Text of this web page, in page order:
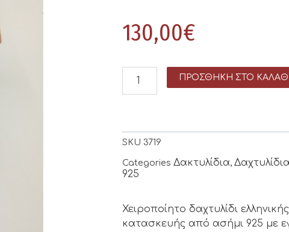
130,00€
ΠΡΟΣΘΉΚΗ ΣΤΟ
SKU 3719
Categories Δακτυλίδια, Δαχτυλίδια
925
Χειροποίητο δαχτυλίδι
κατασκευής από ασήμι 925 με